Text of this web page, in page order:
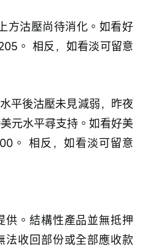
方沽壓尚待消化。如看好
。 相反，如看淡可留意
平後沽壓未見減弱，昨夜
元水平尋支持。如看好美
。 相反，如看淡可留意
。結構性產品並無抵押
法收回部份或全部應收款